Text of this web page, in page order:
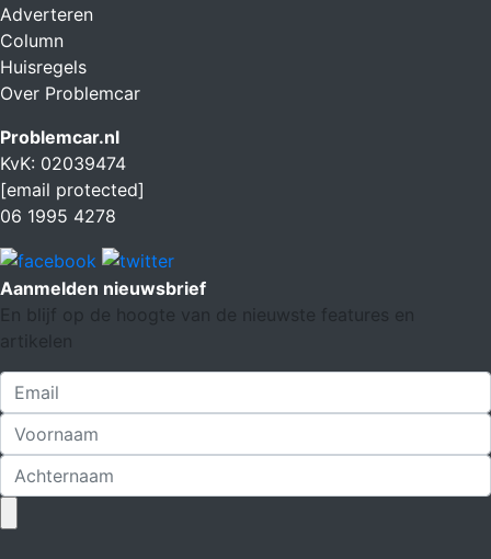
Adverteren
Column
Huisregels
Over Problemcar
Problemcar.nl
KvK: 02039474
[email protected]
06 1995 4278
Aanmelden nieuwsbrief
En blijf op de hoogte van de nieuwste features en
artikelen